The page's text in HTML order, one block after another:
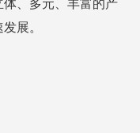
、多元、丰富的产
展。